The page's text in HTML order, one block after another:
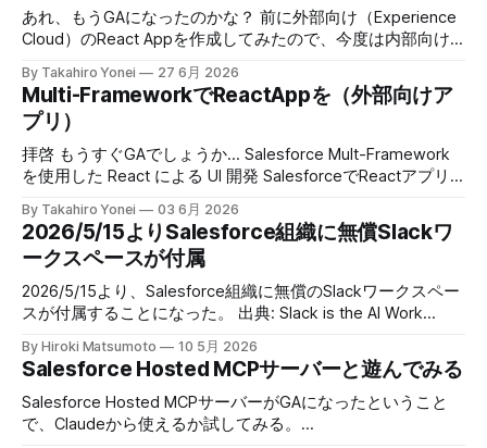
Transcription Model for the Speech to Text Agent Action
Use the Transcription Model parameter on the Speech to
Text action to control which model converts audio to text.
Choose the model
あれ、もうGAになったのかな？ 前に外部向け（Experience
Cloud）のReact Appを作成してみたので、今度は内部向け
のか試してみよう。 内部向けのsfdxプロジェクトを作成 今
回は --template に reactinternalapp を指定する $ sf
template generate project --name wkInReactApp --
template reactinternalapp npmパッケージのインストール＆
ビルド READMEにある通りに、作成したプロジェクトのルー
トディレクトリで、以下を実行する $ npm install $ npm run
sf-project-setup > @salesforce/ui-bundle-template-base-
sfdx-project@1.135.0 sf-project-setup >
By Takahiro Yonei 27 6月 2026
Multi-FrameworkでReactAppを（外部向けア
プリ）
拝啓 もうすぐGAでしょうか... Salesforce Mult-Framework
を使用した React による UI 開発 SalesforceでReactアプリ
してみます。 以下、ご参考 GitHub -
trailheadapps/multiframework-recipes: A collection of easy-
to-digest code examples for React on Salesforce PlatformA
collection of easy-to-digest code examples for React on
Salesforce Platform - trailheadapps/multiframework-
recipesGitHubtrailheadapps 公式ドキュメント -> Integrate
Your React
By Takahiro Yonei 03 6月 2026
2026/5/15よりSalesforce組織に無償Slackワ
ークスペースが付属
2026/5/15より、Salesforce組織に無償のSlackワークスペー
スが付属することになった。 出典: Slack is the AI Work
Salesforce Staff / 2026-04-29 公開 既にSlackを導入してい
る企業であれば、Salesforceと接続することで、Slackを
Salesforceの新たな入口として使う体験は可能だった。 なの
で「前からできたじゃん」と言えばそうなのだけど、今回の
By Hiroki Matsumoto 10 5月 2026
Salesforce Hosted MCPサーバーと遊んでみる
Salesforce Hosted MCPサーバーがGAになったということ
で、Claudeから使えるか試してみる。